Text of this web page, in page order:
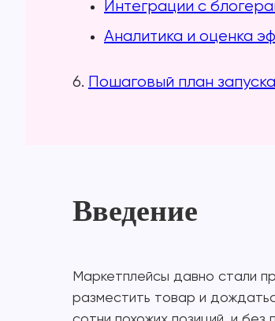
Интеграции с
Аналитика и оценка
6. Пошаговый план
Введение
Маркетплейсы давно стали
разместить товар и